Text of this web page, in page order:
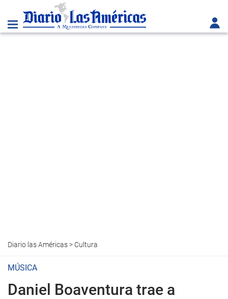
Diario las Américas> Cultura
MÚSICA
Daniel Boaventura trae a